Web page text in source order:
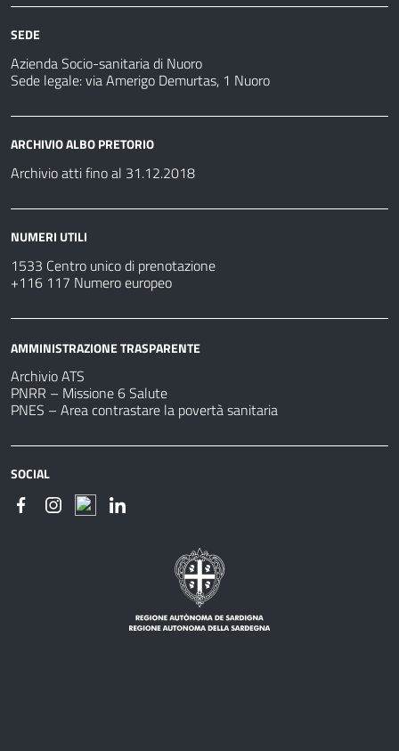
SEDE
Azienda Socio-sanitaria di Nuoro
Sede legale: via Amerigo Demurtas, 1 Nuoro
ARCHIVIO ALBO PRETORIO
Archivio atti fino al 31.12.2018
NUMERI UTILI
1533 Centro unico di prenotazione
+116 117 Numero europeo
AMMINISTRAZIONE TRASPARENTE
Archivio ATS
PNRR – Missione 6 Salute
PNES – Area contrastare la povertà sanitaria
SOCIAL